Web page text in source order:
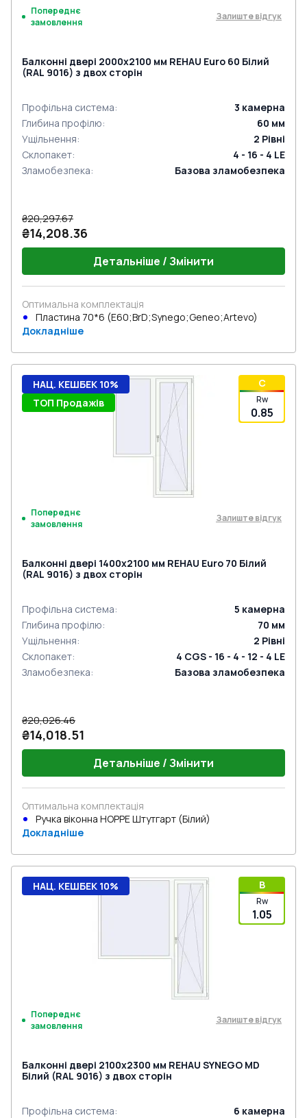
Попереднє
замовлення
Залиште відгук
Балконні двері 2000x2100 мм REHAU Euro 60 Білий
(RAL 9016) з двох сторін
Профільна система: 3 камерна
Глибина профілю: 60 мм
Ущільнення: 2 Рівні
Склопакет:
4 - 16 - 4 LE
Зламобезпека: Базова зламобезпека
₴20,297.67
₴14,208.36
Детальніше / Змінити
Оптимальна комплектація
Пластина 70*6 (E60;BrD;Synego;Geneo;Artevo)
Докладніше
C
Rw
0.85
НАЦ. КЕШБЕК 10%
ТОП Продажів
Попереднє
замовлення
Залиште відгук
Балконні двері 1400x2100 мм REHAU Euro 70 Білий
(RAL 9016) з двох сторін
Профільна система: 5 камерна
Глибина профілю: 70 мм
Ущільнення: 2 Рівні
Склопакет:
4 CGS - 16 - 4 - 12 - 4 LE
Зламобезпека: Базова зламобезпека
₴20,026.46
₴14,018.51
Детальніше / Змінити
Оптимальна комплектація
Ручка віконна HOPPE Штутгарт (Білий)
Докладніше
B
Rw
1.05
НАЦ. КЕШБЕК 10%
Попереднє
замовлення
Залиште відгук
Балконні двері 2100x2300 мм REHAU SYNEGO MD
Білий (RAL 9016) з двох сторін
Профільна система: 6 камерна